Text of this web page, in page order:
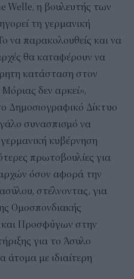
Welle, η βουλευτής των
τη γερμανική
να παρακολουθείς και να
θα καταφέρουν να
κατάσταση στον
δεν αρκεί»,
Δημοσιογραφικό Δίκτυο
συνασπισμό να
κυβέρνηση
πρωτοβουλίες για
όσον αφορά την
στέλνοντας, για
Ομοσπονδιακής
Προσφύγων στην
για το Άσυλο
άτομα με ιδιαίτερη